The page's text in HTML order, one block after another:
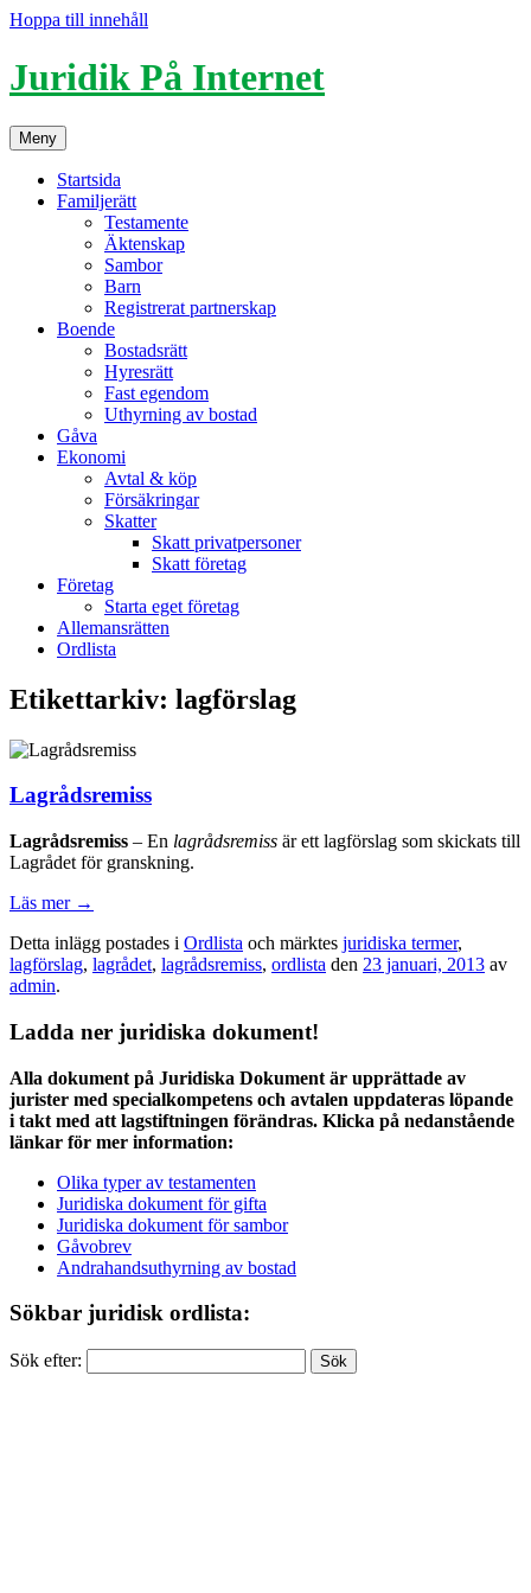
Hoppa till innehåll
Juridik På Internet
Meny
Startsida
Familjerätt
Testamente
Äktenskap
Sambor
Barn
Registrerat partnerskap
Boende
Bostadsrätt
Hyresrätt
Fast egendom
Uthyrning av bostad
Gåva
Ekonomi
Avtal & köp
Försäkringar
Skatter
Skatt privatpersoner
Skatt företag
Företag
Starta eget företag
Allemansrätten
Ordlista
Etikettarkiv: lagförslag
Lagrådsremiss
Lagrådsremiss – En lagrådsremiss är ett lagförslag som skickats till
Lagrådet för granskning.
Läs mer →
Detta inlägg postades i Ordlista och märktes juridiska termer,
lagförslag, lagrådet, lagrådsremiss, ordlista den 23 januari, 2013 av
admin.
Ladda ner juridiska dokument!
Alla dokument på Juridiska Dokument är upprättade av
jurister med specialkompetens och avtalen uppdateras löpande
i takt med att lagstiftningen förändras. Klicka på nedanstående
länkar för mer information:
Olika typer av testamenten
Juridiska dokument för gifta
Juridiska dokument för sambor
Gåvobrev
Andrahandsuthyrning av bostad
Sökbar juridisk ordlista:
Sök efter: